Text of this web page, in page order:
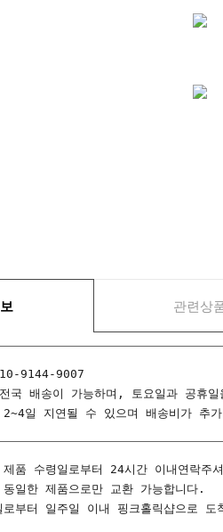
관련상
9144-9007
국 배송이 가능하며, 토요일과 공휴
일 지연될 수 있으며 배송비가 추
품 수령일로부터 24시간 이내연락주
일한 제품으로만 교환 가능합니다.
부터 일주일 이내 핑크홀릭샵으로 도